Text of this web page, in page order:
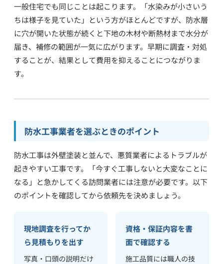
一般住宅でも同じことは起こります。「水染みが小さいう
ちは様子を見ていた」という方がほとんどですが、防水層
に穴が開いた状態が続くと下地の木材や断熱材まで水分が
届き、補修の範囲が一気に広がります。早期に調査・対処
することが、結果として費用を抑えることにつながりま
す。
防水工事業者を選ぶときのポイント
防水工事は外壁塗装と並んで、悪質業者によるトラブルが
起きやすい工事です。「今すぐ工事しないと大変なことに
なる」と急かしてくる訪問業者には注意が必要です。以下
のポイントを確認してから依頼先を決めましょう。
現地調査を行ってか
ら見積もりを出す
写真・口頭の説明だけ
資格・保証内容を書
面で確認する
施工品質には職人の技